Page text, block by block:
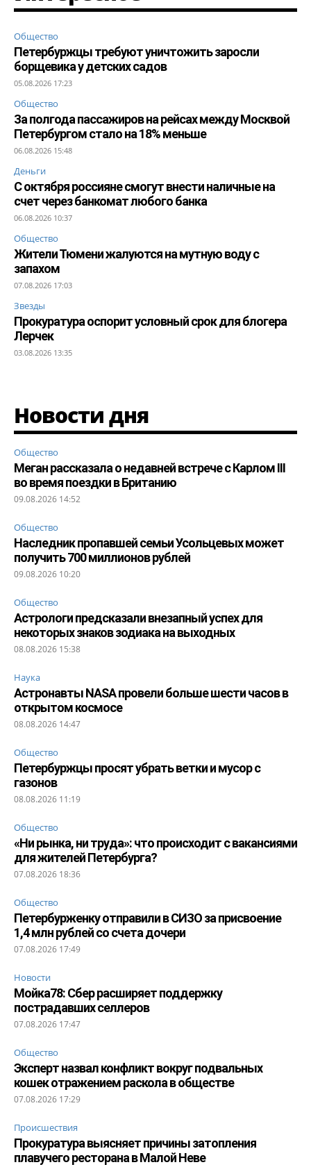
Общество
Петербуржцы требуют уничтожить заросли
борщевика у детских садов
05.08.2026 17:23
Общество
За полгода пассажиров на рейсах между Москвой
Петербургом стало на 18% меньше
06.08.2026 15:48
Деньги
С октября россияне смогут внести наличные на
счет через банкомат любого банка
06.08.2026 10:37
Общество
Жители Тюмени жалуются на мутную воду с
запахом
07.08.2026 17:03
Звезды
Прокуратура оспорит условный срок для блогера
Лерчек
03.08.2026 13:35
Новости дня
Общество
Меган рассказала о недавней встрече с Карлом III
во время поездки в Британию
09.08.2026 14:52
Общество
Наследник пропавшей семьи Усольцевых может
получить 700 миллионов рублей
09.08.2026 10:20
Общество
Астрологи предсказали внезапный успех для
некоторых знаков зодиака на выходных
08.08.2026 15:38
Наука
Астронавты NASA провели больше шести часов в
открытом космосе
08.08.2026 14:47
Общество
Петербуржцы просят убрать ветки и мусор с
газонов
08.08.2026 11:19
Общество
«Ни рынка, ни труда»: что происходит с вакансиями
для жителей Петербурга?
07.08.2026 18:36
Общество
Петербурженку отправили в СИЗО за присвоение
1,4 млн рублей со счета дочери
07.08.2026 17:49
Новости
Мойка78: Сбер расширяет поддержку
пострадавших селлеров
07.08.2026 17:47
Общество
Эксперт назвал конфликт вокруг подвальных
кошек отражением раскола в обществе
07.08.2026 17:29
Происшествия
Прокуратура выясняет причины затопления
плавучего ресторана в Малой Неве